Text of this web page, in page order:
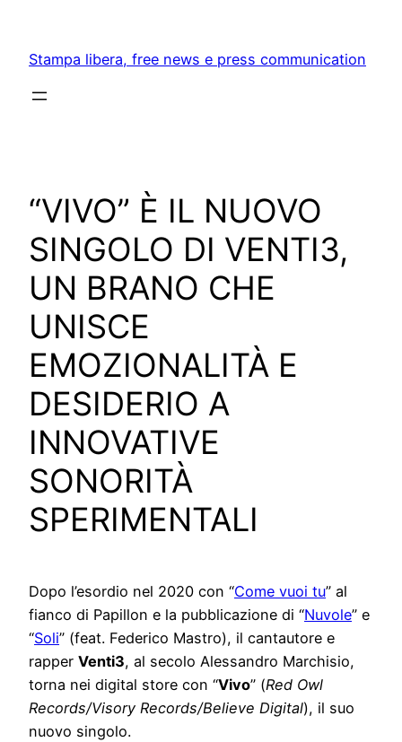
content
Stampa libera, free news e press communication
“VIVO” È IL NUOVO
SINGOLO DI VENTI3,
UN BRANO CHE
UNISCE
EMOZIONALITÀ E
DESIDERIO A
INNOVATIVE
SONORITÀ
SPERIMENTALI
Dopo l’esordio nel 2020 con “Come vuoi tu” al
fianco di Papillon e la pubblicazione di “Nuvole” e
“Soli” (feat. Federico Mastro), il cantautore e
rapper Venti3, al secolo Alessandro Marchisio,
torna nei digital store con “Vivo” (Red Owl
Records/Visory Records/Believe Digital), il suo
nuovo singolo.